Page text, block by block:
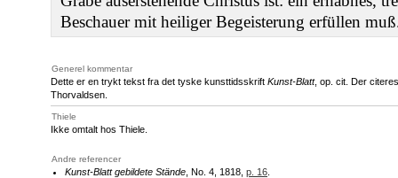
Beschauer mit heiliger Begeisterung erfüllen
Generel kommentar
Dette er en trykt tekst fra det tyske kunsttidsskrift Kunst-Blatt, op. cit. Der
Thorvaldsen.
Thiele
Ikke omtalt hos Thiele.
Andre referencer
Kunst-Blatt gebildete Stände , No. 4, 1818, p. 16